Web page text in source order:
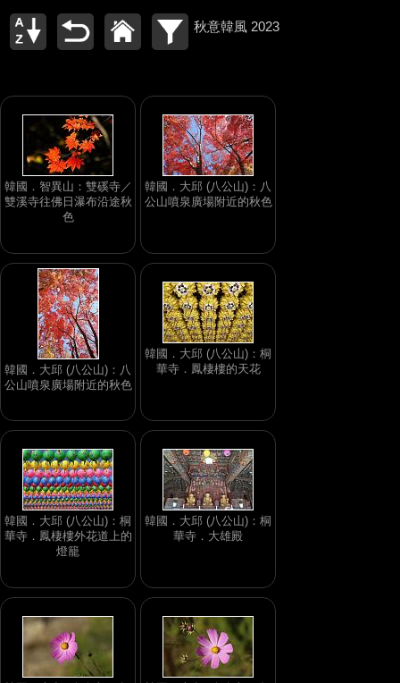
秋意韓風 2023
韓國．智異山：雙磎寺／
雙溪寺往佛日瀑布沿途秋
色
韓國．大邱 (八公山)：八
公山噴泉廣場附近的秋色
韓國．大邱 (八公山)：八
公山噴泉廣場附近的秋色
韓國．大邱 (八公山)：桐
華寺．鳳棲樓的天花
韓國．大邱 (八公山)：桐
華寺．鳳棲樓外花道上的
燈籠
韓國．大邱 (八公山)：桐
華寺．大雄殿